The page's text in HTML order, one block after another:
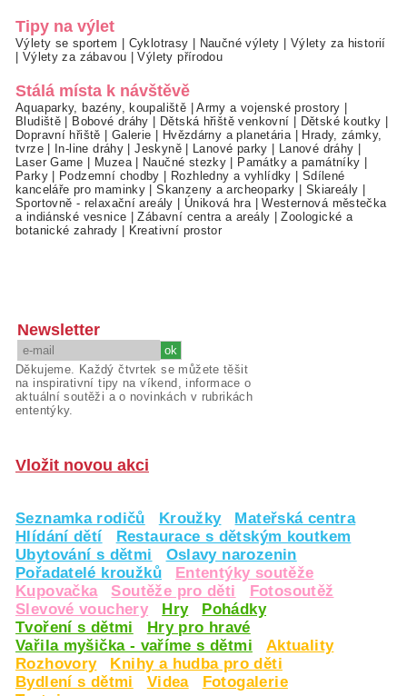
Tipy na výlet
Výlety se sportem | Cyklotrasy | Naučné výlety | Výlety za historií
| Výlety za zábavou |Výlety přírodou
Stálá místa k návštěvě
Aquaparky, bazény, koupaliště |Army a vojenské prostory |
Bludiště | Bobové dráhy | Dětská hřiště venkovní | Dětské koutky |
Dopravní hřiště | Galerie | Hvězdárny a planetária | Hrady, zámky,
tvrze| In-line dráhy |Jeskyně| Lanové parky | Lanové dráhy |
Laser Game | Muzea| Naučné stezky | Památky a památníky |
Parky| Podzemní chodby | Rozhledny a vyhlídky | Sdílené
kanceláře pro maminky |Skanzeny a archeoparky | Skiareály |
Sportovně - relaxační areály | Úniková hra |Westernová městečka
a indiánské vesnice |Zábavní centra a areály |Zoologické a
botanické zahrady | Kreativní prostor
Newsletter
Děkujeme. Každý čtvrtek se můžete těšit
na inspirativní tipy na víkend, informace o
aktuální soutěži a o novinkách v rubrikách
ententýky.
Vložit novou akci
Seznamka rodičů Kroužky
Mateřská centra
Hlídání dětí
Restaurace s dětským koutkem
Ubytování s dětmi
Oslavy narozenin
Pořadatelé kroužků
Ententýky soutěže
Kupovačka
Soutěže pro děti
Fotosoutěž
Slevové vouchery
Hry
Pohádky
Tvoření s dětmi
Hry pro hravé
Vařila myšička - vaříme s dětmi
Aktuality
Rozhovory
Knihy a hudba pro děti
Bydlení s dětmi
Videa
Fotogalerie